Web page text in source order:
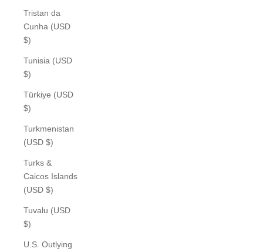
Tristan da
Cunha (USD
$)
Tunisia (USD
$)
Türkiye (USD
$)
Turkmenistan
(USD $)
Turks &
Caicos Islands
(USD $)
Tuvalu (USD
$)
U.S. Outlying